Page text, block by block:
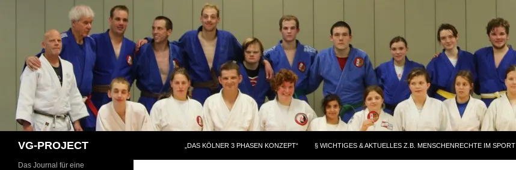
VG-PROJECT „DAS KÖLNER 3 PHASEN KONZEPT“ § WICHTIGES & AKTUELLES Z.B. MENSCHENRECHTE IM SPORT
Das Journal für eine